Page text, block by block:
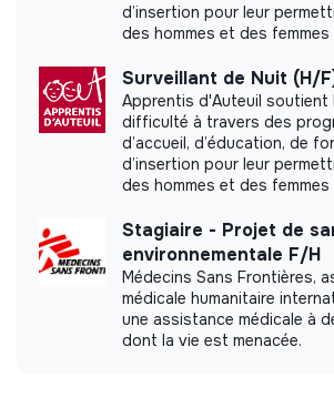
d’insertion pour leur
des hommes et des
Surveillant de Nuit (H/
Apprentis d'Auteuil soutient
difficulté à travers des
d’accueil, d’éducation, de
d’insertion pour leur
des hommes et des
Stagiaire - Projet de
environnementale F/H
Médecins Sans Frontières,
médicale humanitaire
une assistance médicale à
dont la vie est menacée.